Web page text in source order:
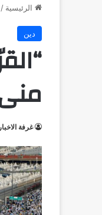
الرئيسية /
دين
غرفة الاخبار